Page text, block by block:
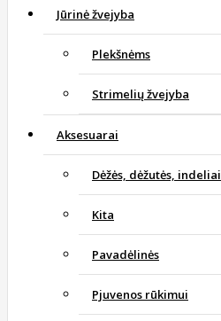
Jūrinė žvejyba
Plekšnėms
Strimelių žvejyba
Aksesuarai
Dėžės, dėžutės, indeliai
Kita
Pavadėlinės
Pjuvenos rūkimui